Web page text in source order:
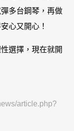
多台鋼琴，再做
心又開心！
選擇，現在就開
article.php?